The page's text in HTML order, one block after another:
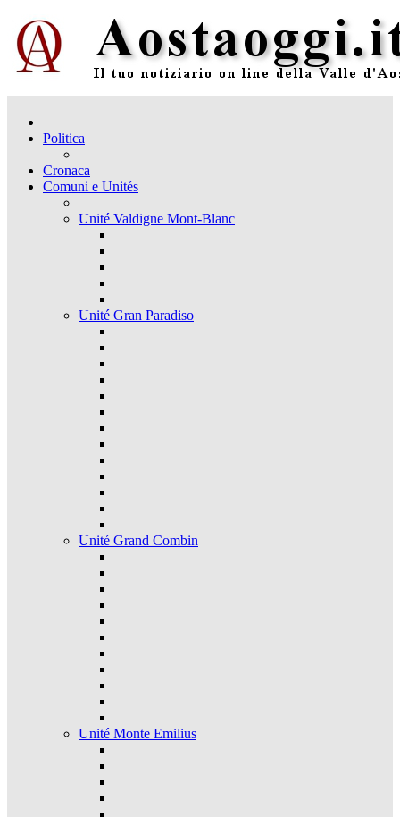
Politica
Cronaca
Comuni e Unités
Unité Valdigne Mont-Blanc
Unité Gran Paradiso
Unité Grand Combin
Unité Monte Emilius